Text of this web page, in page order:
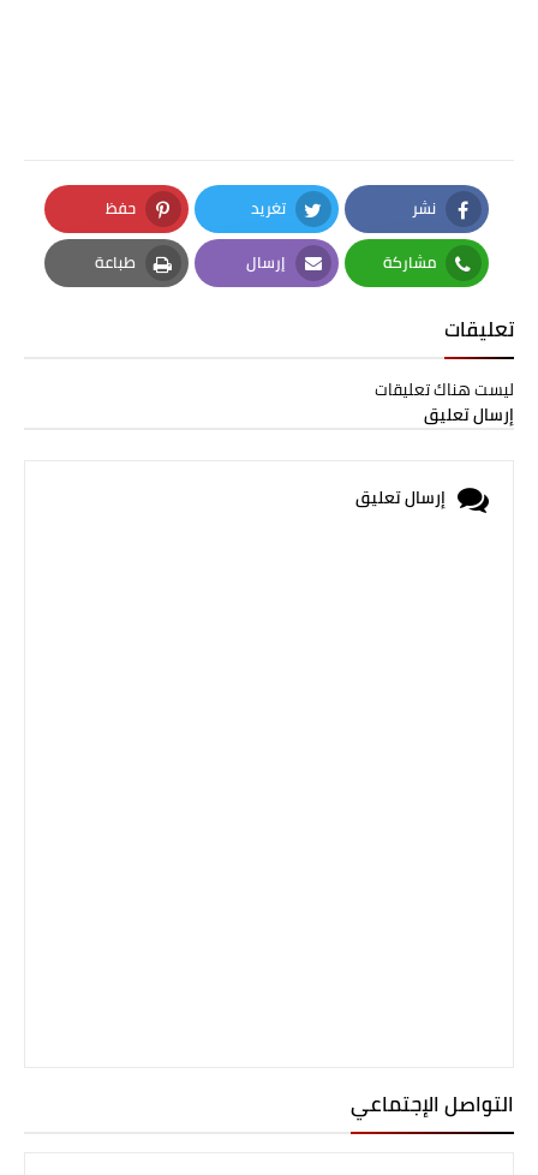
نشر
Facebook
تغريد
Twitter
حفظ
Pinterest
مشاركة
Whatsapp
إرسال
Email
طباعة
Print
تعليقات
ليست هناك تعليقات
إرسال تعليق
إرسال تعليق
التواصل الإجتماعي